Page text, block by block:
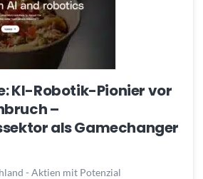
KI-Robotik-Pionier vor
–
als Gamechanger
- Aktien mit Potenzial